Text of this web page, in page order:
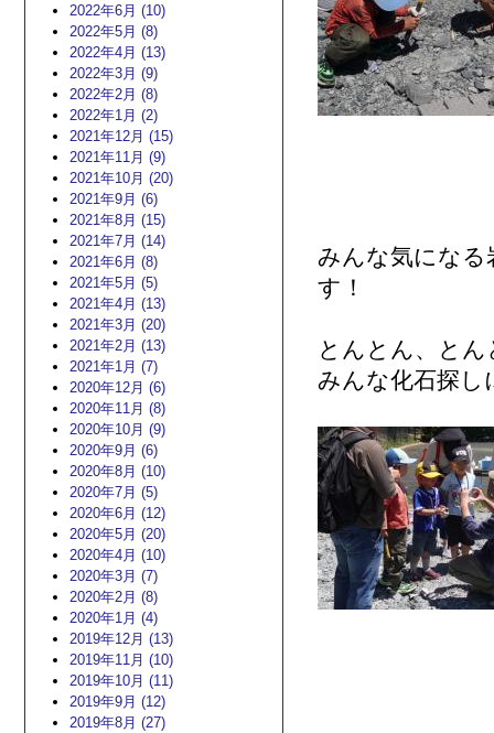
2022年6月 (10)
2022年5月 (8)
2022年4月 (13)
2022年3月 (9)
2022年2月 (8)
2022年1月 (2)
2021年12月 (15)
2021年11月 (9)
2021年10月 (20)
2021年9月 (6)
2021年8月 (15)
2021年7月 (14)
2021年6月 (8)
2021年5月 (5)
2021年4月 (13)
2021年3月 (20)
2021年2月 (13)
2021年1月 (7)
2020年12月 (6)
2020年11月 (8)
2020年10月 (9)
2020年9月 (6)
2020年8月 (10)
2020年7月 (5)
2020年6月 (12)
2020年5月 (20)
2020年4月 (10)
2020年3月 (7)
2020年2月 (8)
2020年1月 (4)
2019年12月 (13)
2019年11月 (10)
2019年10月 (11)
2019年9月 (12)
2019年8月 (27)
みんな気になる
す！
とんとん、と
みんな化石探し